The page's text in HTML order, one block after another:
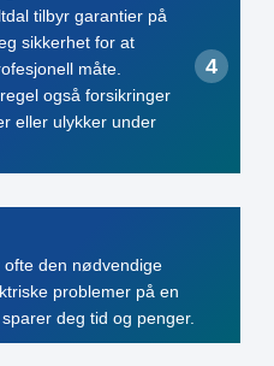
tilbyr garantier på
sikkerhet for at
måte.
også forsikringer
eller ulykker under
den nødvendige
problemer på en
deg tid og penger.